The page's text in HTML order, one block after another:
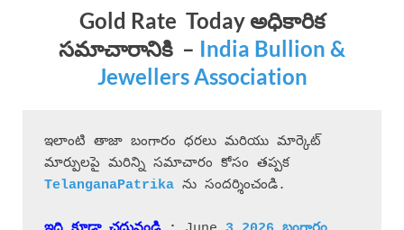
Gold Rate Today అధికారిక
సమాచారానికి – India Bullion &
Jewellers Association
ఇలాంటి తాజా బంగారం ధరలు మరియు మార్కెట్
ను సందర్శించండి.